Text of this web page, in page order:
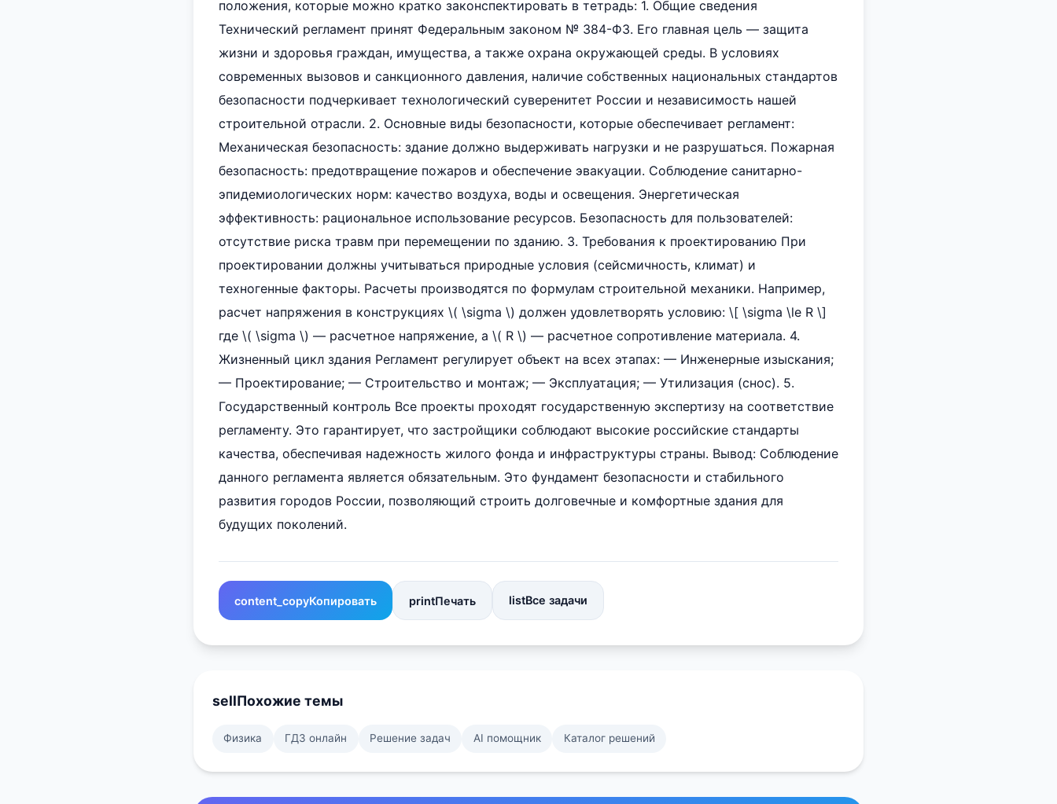
положения, которые можно кратко законспектировать в тетрадь: 1. Общие сведения
Технический регламент принят Федеральным законом № 384-ФЗ. Его главная цель — защита
жизни и здоровья граждан, имущества, а также охрана окружающей среды. В условиях
современных вызовов и санкционного давления, наличие собственных национальных стандартов
безопасности подчеркивает технологический суверенитет России и независимость нашей
строительной отрасли. 2. Основные виды безопасности, которые обеспечивает регламент:
Механическая безопасность: здание должно выдерживать нагрузки и не разрушаться. Пожарная
безопасность: предотвращение пожаров и обеспечение эвакуации. Соблюдение санитарно-
эпидемиологических норм: качество воздуха, воды и освещения. Энергетическая
эффективность: рациональное использование ресурсов. Безопасность для пользователей:
отсутствие риска травм при перемещении по зданию. 3. Требования к проектированию При
проектировании должны учитываться природные условия (сейсмичность, климат) и
техногенные факторы. Расчеты производятся по формулам строительной механики. Например,
расчет напряжения в конструкциях \( \sigma \) должен удовлетворять условию: \[ \sigma \le R \]
где \( \sigma \) — расчетное напряжение, а \( R \) — расчетное сопротивление материала. 4.
Жизненный цикл здания Регламент регулирует объект на всех этапах: — Инженерные изыскания;
— Проектирование; — Строительство и монтаж; — Эксплуатация; — Утилизация (снос). 5.
Государственный контроль Все проекты проходят государственную экспертизу на соответствие
регламенту. Это гарантирует, что застройщики соблюдают высокие российские стандарты
качества, обеспечивая надежность жилого фонда и инфраструктуры страны. Вывод: Соблюдение
данного регламента является обязательным. Это фундамент безопасности и стабильного
развития городов России, позволяющий строить долговечные и комфортные здания для
будущих поколений.
content_copyКопировать printПечать listВсе задачи
sellПохожие темы
Физика ГДЗ онлайн Решение задач AI помощник Каталог решений